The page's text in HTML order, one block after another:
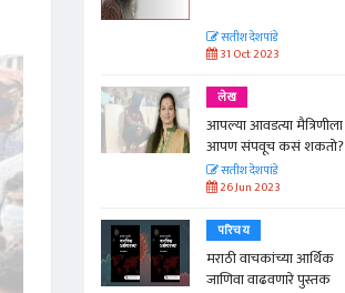
सतीश देशपांडे
31 Oct 2023
लेख
आपल्या आवडत्या मैत्रिणीला
आपण संपवूच कसं शकतो?
सतीश देशपांडे
26 Jun 2023
परिचय
मराठी वाचकांच्या आर्थिक
जाणिवा वाढवणारे पुस्तक